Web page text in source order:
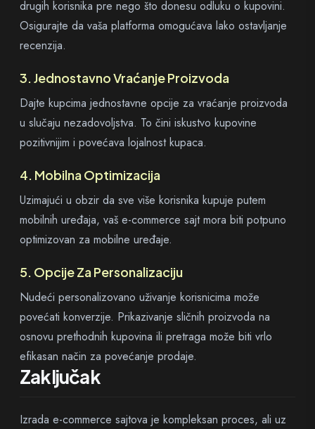
drugih korisnika pre nego što donesu odluku o kupovini.
Osigurajte da vaša platforma omogućava lako ostavljanje
recenzija.
3. Jednostavno Vraćanje Proizvoda
Dajte kupcima jednostavne opcije za vraćanje proizvoda
u slučaju nezadovoljstva. To čini iskustvo kupovine
pozitivnijim i povećava lojalnost kupaca.
4. Mobilna Optimizacija
Uzimajući u obzir da sve više korisnika kupuje putem
mobilnih uređaja, vaš e-commerce sajt mora biti potpuno
optimizovan za mobilne uređaje.
5. Opcije Za Personalizaciju
Nudeći personalizovano uživanje korisnicima može
povećati konverzije. Prikazivanje sličnih proizvoda na
osnovu prethodnih kupovina ili pretraga može biti vrlo
efikasan način za povećanje prodaje.
Zaključak
Izrada e-commerce sajtova je kompleksan proces, ali uz